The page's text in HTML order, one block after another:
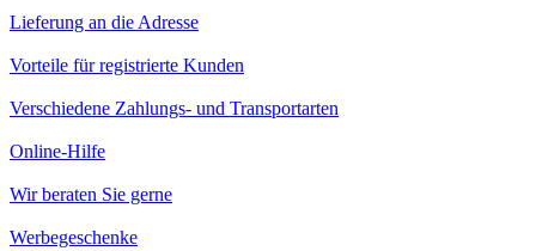
Lieferung an die Adresse
Vorteile für registrierte Kunden
Verschiedene Zahlungs- und Transportarten
Online-Hilfe
Wir beraten Sie gerne
Werbegeschenke